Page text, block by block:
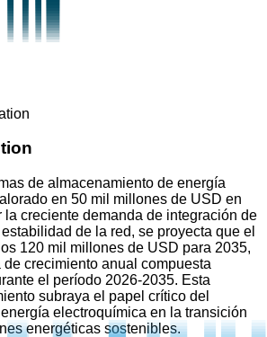
de almacenamiento de energía
en 50 mil millones de USD en
la creciente demanda de integración de
estabilidad de la red, se proyecta que el
120 mil millones de USD para 2035,
de crecimiento anual compuesta
el período 2026-2035. Esta
subraya el papel crítico del
energía electroquímica en la transición
energéticas sostenibles.